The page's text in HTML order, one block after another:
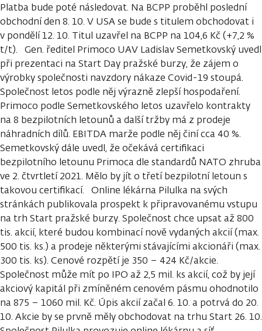
Platba bude poté následovat. Na BCPP proběhl poslední
obchodní den 8. 10. V USA se bude s titulem obchodovat i
v pondělí 12. 10. Titul uzavřel na BCPP na 104,6 Kč (+7,2 %
t/t). Gen. ředitel Primoco UAV Ladislav Semetkovský uvedl
při prezentaci na Start Day pražské burzy, že zájem o
výrobky společnosti navzdory nákaze Covid-19 stoupá.
Společnost letos podle něj výrazně zlepší hospodaření.
Primoco podle Semetkovského letos uzavřelo kontrakty
na 8 bezpilotních letounů a další tržby má z prodeje
náhradních dílů. EBITDA marže podle něj činí cca 40 %.
Semetkovský dále uvedl, že očekává certifikaci
bezpilotního letounu Primoca dle standardů NATO zhruba
ve 2. čtvrtletí 2021. Mělo by jít o třetí bezpilotní letoun s
takovou certifikací. Online lékárna Pilulka na svých
stránkách publikovala prospekt k připravovanému vstupu
na trh Start pražské burzy. Společnost chce upsat až 800
tis. akcií, které budou kombinací nově vydaných akcií (max.
500 tis. ks.) a prodeje některými stávajícími akcionáři (max.
300 tis. ks). Cenové rozpětí je 350 – 424 Kč/akcie.
Společnost může mít po IPO až 2,5 mil. ks akcií, což by její
akciový kapitál při zmíněném cenovém pásmu ohodnotilo
na 875 – 1060 mil. Kč. Úpis akcií začal 6. 10. a potrvá do 20.
10. Akcie by se prvně měly obchodovat na trhu Start 26. 10.